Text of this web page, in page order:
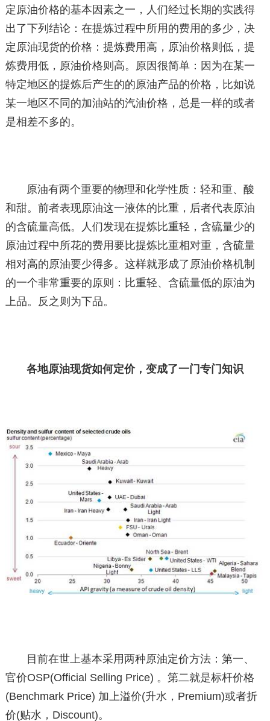
定原油价格的基本因素之一，人们经过长期的实践得
出了下列结论：在提炼过程中所用的费用的多少，决
定原油现货的价格：提炼费用高，原油价格则低，提
炼费用低，原油价格则高。原因很简单：因为在某一
特定地区的提炼后产生的的原油产品的价格，比如说
某一地区不同的加油站的汽油价格，总是一样的或者
是相差不多的。
原油有两个重要的物理和化学性质：轻和重、酸
和甜。前者表现原油这一液体的比重，后者代表原油
的含硫量高低。人们发现在提炼比重轻，含硫量少的
原油过程中所花的费用要比提炼比重相对重，含硫量
相对高的原油要少得多。这样就形成了原油价格机制
的一个非常重要的原则：比重轻、含硫量低的原油为
上品。反之则为下品。
各地原油现货如何定价，变成了一门专门知识
目前在世上基本采用两种原油定价方法：第一、
官价OSP(Official Selling Price) 。第二就是标杆价格
(Benchmark Price) 加上溢价(升水，Premium)或者折
价(贴水，Discount)。